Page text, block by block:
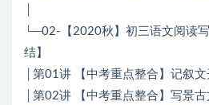
└─02-【2020秋】初三语文阅读
结】
│第01讲 【中考重点整合】记叙
│第02讲 【中考重点整合】写景